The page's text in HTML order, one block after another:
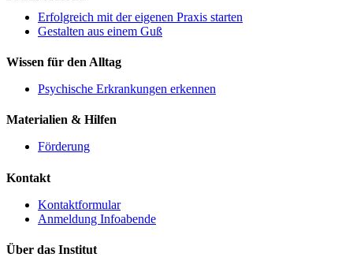
Erfolgreich mit der eigenen Praxis starten
Gestalten aus einem Guß
Wissen für den Alltag
Psychische Erkrankungen erkennen
Materialien & Hilfen
Förderung
Kontakt
Kontaktformular
Anmeldung Infoabende
Über das Institut